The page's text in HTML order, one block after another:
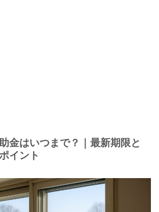
金はいつまで？｜最新期限と
イント